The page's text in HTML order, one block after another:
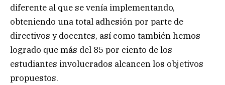
diferente al que se venía implementando,
obteniendo una total adhesión por parte de
directivos y docentes, así como también hemos
logrado que más del 85 por ciento de los
estudiantes involucrados alcancen los objetivos
propuestos.